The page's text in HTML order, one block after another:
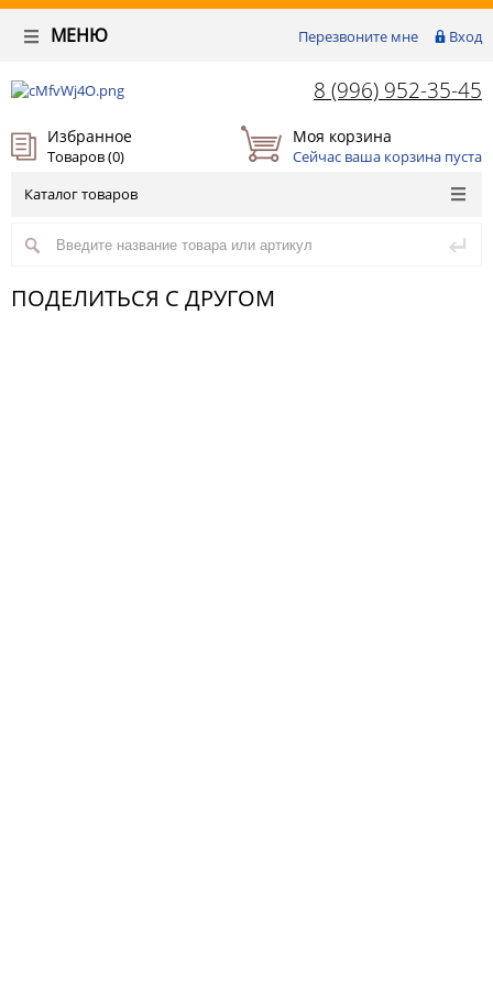
Перезвоните мне Вход
МЕНЮ
8 (996) 952-35-45
Избранное
Товаров (0)
Моя корзина
Сейчас ваша корзина пуста
Каталог товаров
ПОДЕЛИТЬСЯ С ДРУГОМ